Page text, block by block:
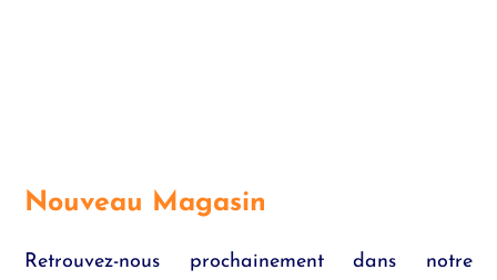
Nouveau Magasin
Retrouvez-nous prochainement dans notre